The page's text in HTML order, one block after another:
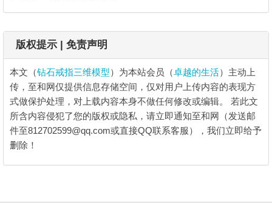
版权提示 | 免责声明
本文（钻石戒指三维模型）为本站会员（卓越的生活）主动上
传，至和网仅提供信息存储空间，仅对用户上传内容的表现方
式做保护处理，对上载内容本身不做任何修改或编辑。 若此文
所含内容侵犯了您的版权或隐私，请立即通知至和网（发送邮
件至812702599@qq.com或直接QQ联系客服），我们立即给予
删除！